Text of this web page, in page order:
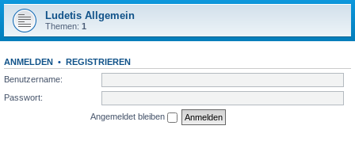
h
Ludetis Allgemein
Themen: 1
ANMELDEN • REGISTRIEREN
Benutzername:
Passwort:
Angemeldet bleiben